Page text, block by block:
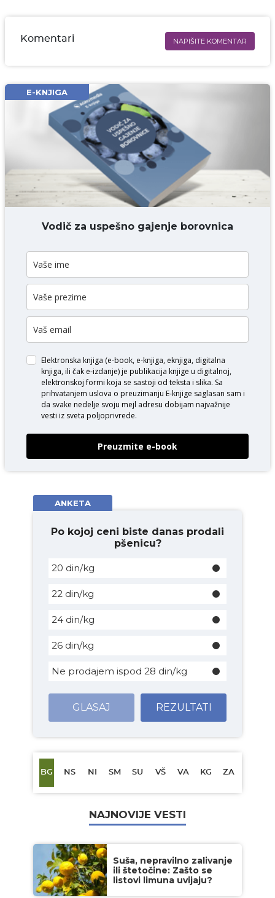
Komentari NAPIŠITE KOMENTAR
Email* obavezno
Komentar* obavezno
DODAJ KOMENTAR
E-KNJIGA
Vodič za uspešno gajenje borovnica
Elektronska knjiga (e-book, e-knjiga, eknjiga, digitalna
knjiga, ili čak e-izdanje) je publikacija knjige u digitalnoj,
elektronskoj formi koja se sastoji od teksta i slika. Sa
prihvatanjem uslova o preuzimanju E-knjige saglasan sam i
da svake nedelje svoju mejl adresu dobijam najvažnije
vesti iz sveta poljoprivrede.
Preuzmite e-book
ANKETA
Po kojoj ceni biste danas prodali
pšenicu?
20 din/kg
22 din/kg
24 din/kg
26 din/kg
Ne prodajem ispod 28 din/kg
GLASAJ REZULTATI
BG NS NI SM SU VŠ VA KG ZA
NAJNOVIJE VESTI
Suša, nepravilno zalivanje
ili štetočine: Zašto se
listovi limuna uvijaju?